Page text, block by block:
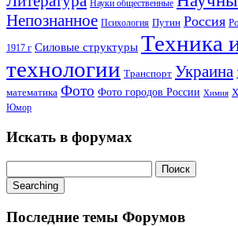
Науки общественные
Непознанное Психология Путин Россия
1917 г Силовые структуры Техника
технологии Транспорт Украина
математика Фото Фото городов России Химия
Юмор
Искать в форумах
Searching
Последние темы Форумов